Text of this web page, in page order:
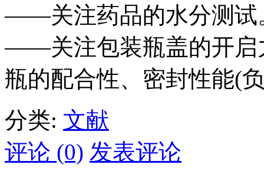
——关注药品的水分测试
——关注包装瓶盖的开启
瓶的配合性、密封性能(
分类: 文献
评论 (0) 发表评论